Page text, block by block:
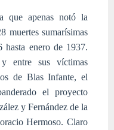
que apenas notó la
muertes sumarísimas
hasta enero de 1937.
entre sus víctimas
de Blas Infante, el
el proyecto
y Fernández de la
Hermoso. Claro